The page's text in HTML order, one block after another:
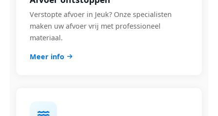
Verstopte afvoer in Jeuk? Onze specialisten
maken uw afvoer vrij met professioneel
materiaal.
Meer info